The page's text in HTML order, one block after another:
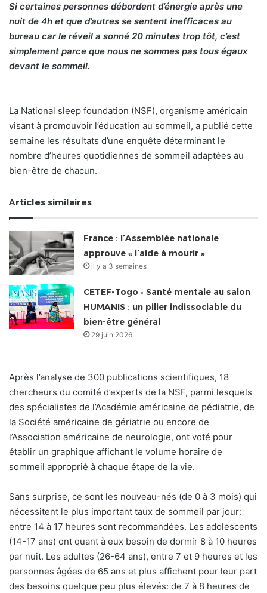
Si certaines personnes débordent d’énergie après une
nuit de 4h et que d’autres se sentent inefficaces au
bureau car le réveil a sonné 20 minutes trop tôt, c’est
simplement parce que nous ne sommes pas tous égaux
devant le sommeil.
La National sleep foundation (NSF), organisme américain
visant à promouvoir l’éducation au sommeil, a publié cette
semaine les résultats d’une enquête déterminant le
nombre d’heures quotidiennes de sommeil adaptées au
bien-être de chacun.
Articles similaires
France : l’Assemblée nationale
approuve « l’aide à mourir »
il y a 3 semaines
CETEF-Togo • Santé mentale au salon
HUMANIS : un pilier indissociable du
bien-être général
29 juin 2026
Après l’analyse de 300 publications scientifiques, 18
chercheurs du comité d’experts de la NSF, parmi lesquels
des spécialistes de l’Académie américaine de pédiatrie, de
la Société américaine de gériatrie ou encore de
l’Association américaine de neurologie, ont voté pour
établir un graphique affichant le volume horaire de
sommeil approprié à chaque étape de la vie.
Sans surprise, ce sont les nouveau-nés (de 0 à 3 mois) qui
nécessitent le plus important taux de sommeil par jour:
entre 14 à 17 heures sont recommandées. Les adolescents
(14-17 ans) ont quant à eux besoin de dormir 8 à 10 heures
par nuit. Les adultes (26-64 ans), entre 7 et 9 heures et les
personnes âgées de 65 ans et plus affichent pour leur part
des besoins quelque peu plus élevés: de 7 à 8 heures de